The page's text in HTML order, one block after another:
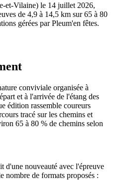
et-Vilaine) le 14 juillet 2026,
de 4,9 à 14,5 km sur 65 à 80
gérées par Pleum'en fêtes.
conviviale organisée à
et à l'arrivée de l'étang des
édition rassemble coureurs
tracé sur les chemins et
65 à 80 % de chemins selon
d'une nouveauté avec l'épreuve
nombre de formats proposés :